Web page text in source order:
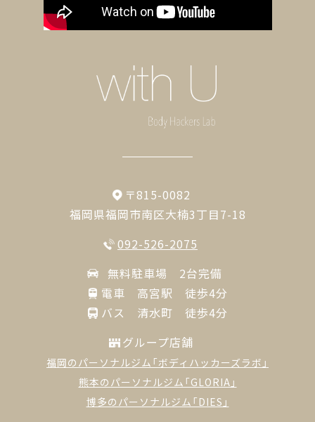
〒815-0082
福岡県福岡市南区大楠3丁目7-18
092-526-2075
無料駐車場 2台完備
電車 高宮駅 徒歩4分
バス 清水町 徒歩4分
グループ店舗
福岡のパーソナルジム「ボディハッカーズラボ」
熊本のパーソナルジム「GLORIA」
博多のパーソナルジム「DIES」